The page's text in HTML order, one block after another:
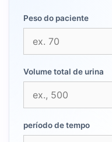
Peso do paciente
Volume total de urina
período de tempo